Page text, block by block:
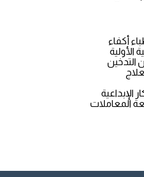
أكفاء
الأولية
التدخين
الإبداعية
المعاملات